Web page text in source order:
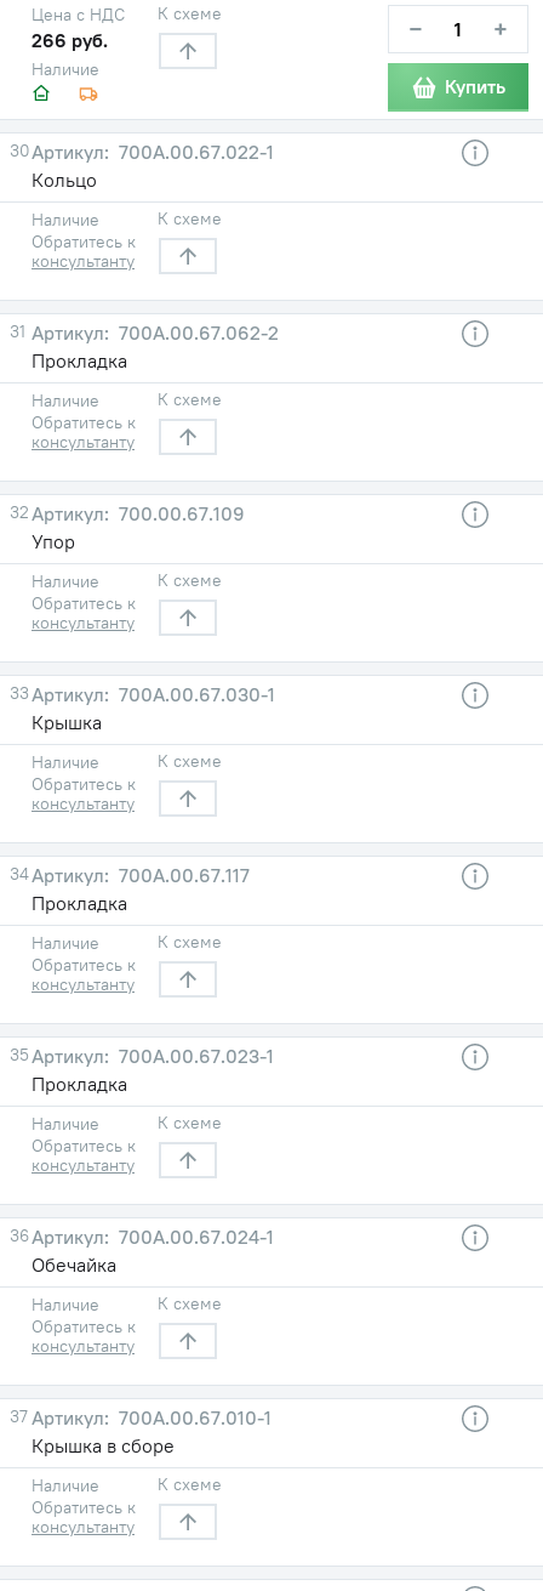
Наличие
Цена с НДС
266 руб.
К схеме − +
Купить
30
700А.00.67.022-1
Кольцо
Наличие
Обратитесь к
консультанту
К схеме
31
700А.00.67.062-2
Прокладка
Наличие
Обратитесь к
консультанту
К схеме
32
700.00.67.109
Упор
Наличие
Обратитесь к
консультанту
К схеме
33
700А.00.67.030-1
Крышка
Наличие
Обратитесь к
консультанту
К схеме
34
700А.00.67.117
Прокладка
Наличие
Обратитесь к
консультанту
К схеме
35
700А.00.67.023-1
Прокладка
Наличие
Обратитесь к
консультанту
К схеме
36
700А.00.67.024-1
Обечайка
Наличие
Обратитесь к
консультанту
К схеме
37
700А.00.67.010-1
Крышка в сборе
Наличие
Обратитесь к
консультанту
К схеме